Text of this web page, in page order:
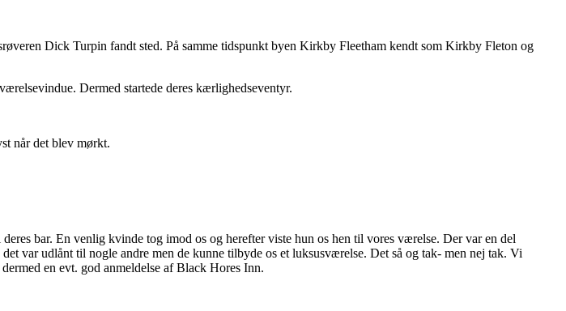
Dick Turpin fandt sted. På samme tidspunkt byen Kirkby Fleetham kendt som Kirkby Fleton og
Dermed startede deres kærlighedseventyr.
når det blev mørkt.
bar. En venlig kvinde tog imod os og herefter viste hun os hen til vores værelse. Der var en del
var udlånt til nogle andre men de kunne tilbyde os et luksusværelse. Det så og tak- men nej tak. Vi
en evt. god anmeldelse af Black Hores Inn.